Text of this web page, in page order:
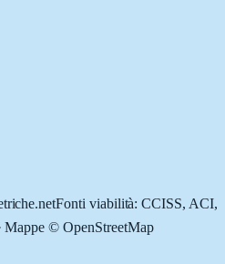
Fonti viabilità: CCISS, ACI,
Mappe © OpenStreetMap